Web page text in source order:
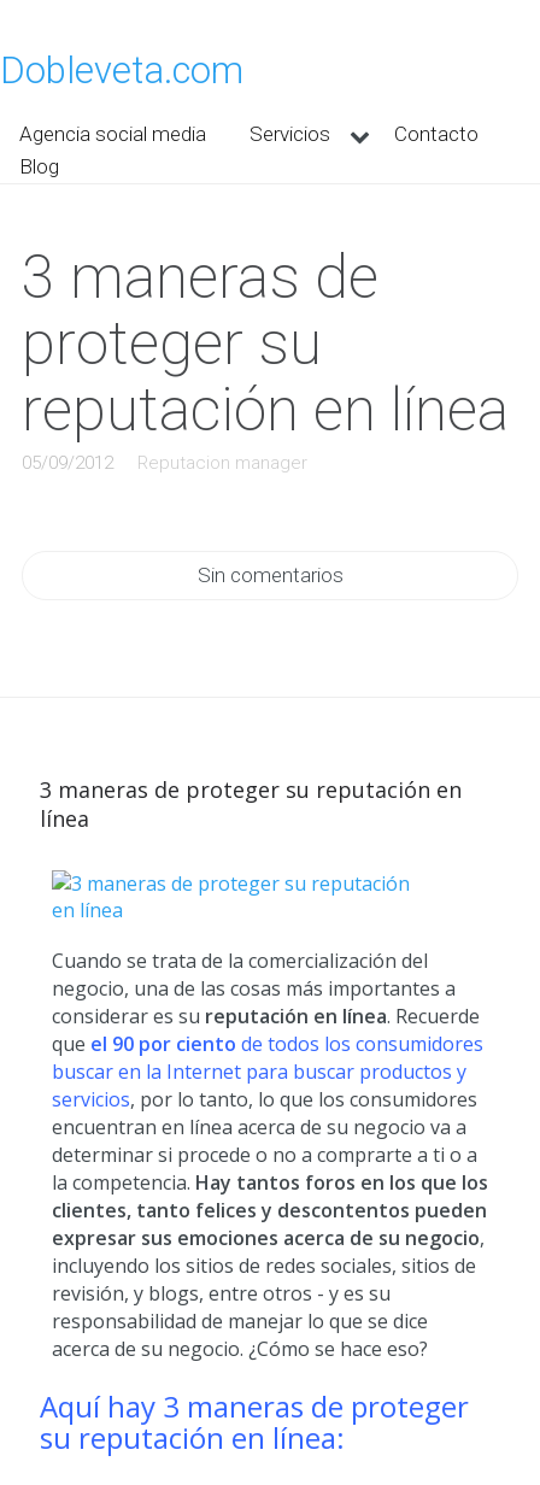
Dobleveta.com
Agencia social media Servicios
Contacto
Blog
3 maneras de
proteger su
reputación en línea
05/09/2012 Reputacion manager
Sin comentarios
3 maneras de proteger su reputación en
línea
Cuando se trata de la comercialización del
negocio, una de las cosas más importantes a
considerar es su reputación en línea. Recuerde
que el 90 por ciento de todos los consumidores
buscar en la Internet para buscar productos y
servicios, por lo tanto, lo que los consumidores
encuentran en línea acerca de su negocio va a
determinar si procede o no a comprarte a ti o a
la competencia. Hay tantos foros en los que los
clientes, tanto felices y descontentos pueden
expresar sus emociones acerca de su negocio,
incluyendo los sitios de redes sociales, sitios de
revisión, y blogs, entre otros - y es su
responsabilidad de manejar lo que se dice
acerca de su negocio. ¿Cómo se hace eso?
Aquí hay 3 maneras de proteger
su reputación en línea: